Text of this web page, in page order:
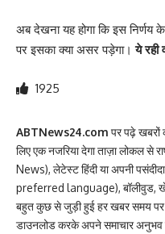
अब देखना यह होगा कि इस निर्णय के
पर इसका क्या असर पड़ेगा। ये रही
1925
ABTNews24.com पर पढ़े
लिए एक नजरिया देगा ताज़ा लोकल से
News), लेटेस्ट हिंदी या अपनी
preferred language), बॉलीवुड,
बहुत कुछ से जुड़ी हुई हर खबर समय पर
डाउनलोड करके अपने समाचार अनुभव